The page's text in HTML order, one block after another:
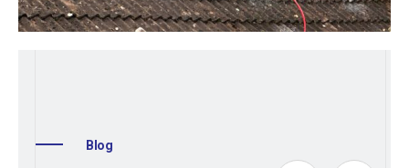
Blog